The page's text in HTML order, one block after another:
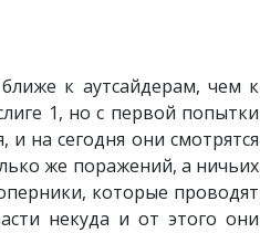
к аутсайдерам, чем к
1, но с первой попытки
на сегодня они смотрятся
же поражений, а ничьих
которые проводят
некуда и от этого они